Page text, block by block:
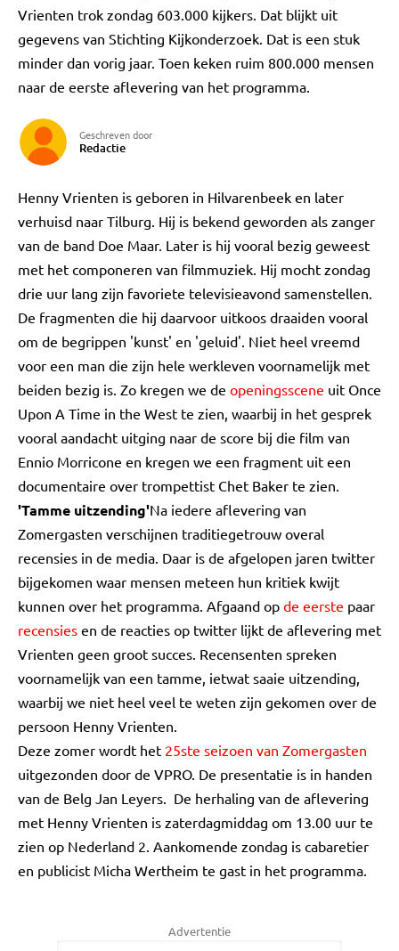
Vrienten trok zondag 603.000 kijkers. Dat blijkt uit
gegevens van Stichting Kijkonderzoek. Dat is een stuk
minder dan vorig jaar. Toen keken ruim 800.000 mensen
naar de eerste aflevering van het programma.
Geschreven door
Redactie
Henny Vrienten is geboren in Hilvarenbeek en later
verhuisd naar Tilburg. Hij is bekend geworden als zanger
van de band Doe Maar. Later is hij vooral bezig geweest
met het componeren van filmmuziek. Hij mocht zondag
drie uur lang zijn favoriete televisieavond samenstellen.
De fragmenten die hij daarvoor uitkoos draaiden vooral
om de begrippen 'kunst' en 'geluid'. Niet heel vreemd
voor een man die zijn hele werkleven voornamelijk met
beiden bezig is. Zo kregen we de openingsscene uit Once
Upon A Time in the West te zien, waarbij in het gesprek
vooral aandacht uitging naar de score bij die film van
Ennio Morricone en kregen we een fragment uit een
documentaire over trompettist Chet Baker te zien.
'Tamme uitzending'Na iedere aflevering van
Zomergasten verschijnen traditiegetrouw overal
recensies in de media. Daar is de afgelopen jaren twitter
bijgekomen waar mensen meteen hun kritiek kwijt
kunnen over het programma. Afgaand op de eerste paar
recensies en de reacties op twitter lijkt de aflevering met
Vrienten geen groot succes. Recensenten spreken
voornamelijk van een tamme, ietwat saaie uitzending,
waarbij we niet heel veel te weten zijn gekomen over de
persoon Henny Vrienten.
Deze zomer wordt het 25ste seizoen van Zomergasten
uitgezonden door de VPRO. De presentatie is in handen
van de Belg Jan Leyers. De herhaling van de aflevering
met Henny Vrienten is zaterdagmiddag om 13.00 uur te
zien op Nederland 2. Aankomende zondag is cabaretier
en publicist Micha Wertheim te gast in het programma.
Advertentie